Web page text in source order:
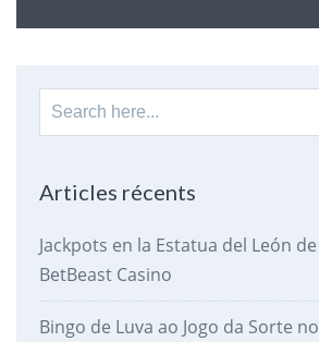
Search
for:
Articles récents
Jackpots en la Estatua del León
BetBeast Casino
Bingo de Luva ao Jogo da Sorte